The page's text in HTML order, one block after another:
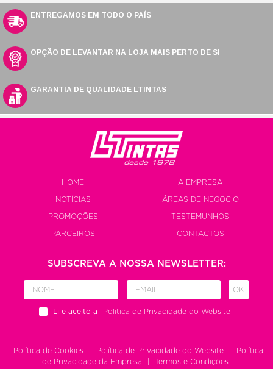
ENTREGAMOS EM TODO O PAÍS
OPÇÃO DE LEVANTAR NA LOJA MAIS PERTO DE SI
GARANTIA DE QUALIDADE LTINTAS
HOME A EMPRESA
NOTÍCIAS ÁREAS DE NEGOCIO
PROMOÇÕES TESTEMUNHOS
PARCEIROS CONTACTOS
SUBSCREVA A NOSSA NEWSLETTER:
OK
Li e aceito a Política de Privacidade do Website
Política de Cookies Política de Privacidade do Website
Política
de Privacidade da Empresa
Termos e Condições